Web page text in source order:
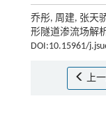
乔彤, 周建, 张天
形隧道渗流场解
DOI:10.15961/
上